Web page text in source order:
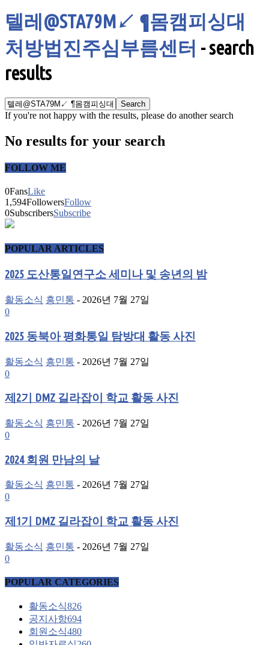
텔레@STA79M↙ ¶몸캠피싱대
처방법진주심부름센터 -search
results
If you're not happy with the results, please do another search
No results for your search
FOLLOW ME
0FansLike
1,594FollowersFollow
0SubscribersSubscribe
POPULAR ARTICLES
2025 도산통일연구소 세미나 및 송년의 밤
활동소식 흥민통 - 2026년 7월 27일
0
2025 동북아 평화통일 탐방대 활동 사진
활동소식 흥민통 - 2026년 7월 27일
0
제2기 DMZ 길라잡이 학교 활동 사진
활동소식 흥민통 - 2026년 7월 27일
0
2024 회원 만남의 날
활동소식 흥민통 - 2026년 7월 27일
0
제1기 DMZ 길라잡이 학교 활동 사진
활동소식 흥민통 - 2026년 7월 27일
0
POPULAR CATEGORIES
활동소식826
공지사항694
회원소식480